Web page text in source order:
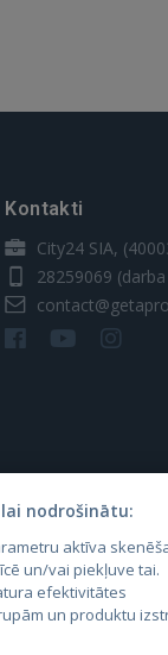
Kontakti
City24 SIA,
28259069
KV.ee
nodrošinātu:
aktīva
un/vai piekļuve tai.
efektivitātes
un produktu